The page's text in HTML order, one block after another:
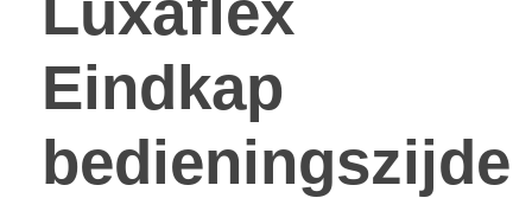
Eindkap
bedieningszijde